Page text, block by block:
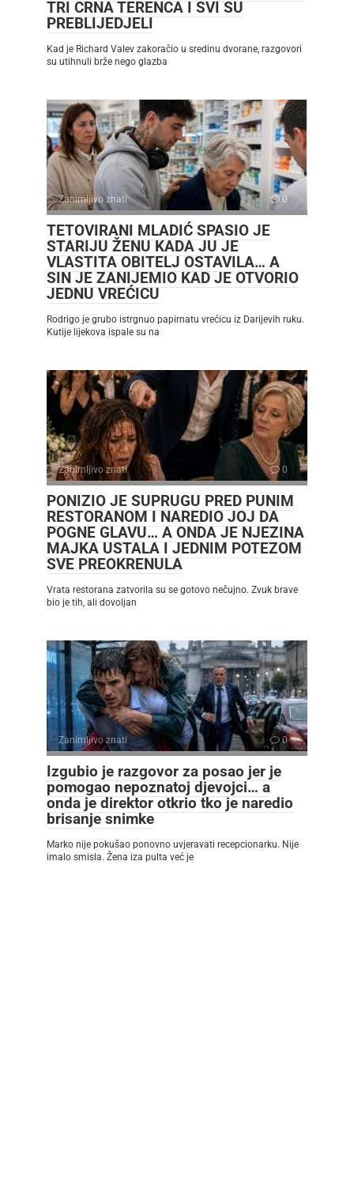
TRI CRNA TERENCA I SVI SU
PREBLIJEDJELI
Kad je Richard Valev zakoračio u sredinu dvorane, razgovori
su utihnuli brže nego glazba
Zanimljivo znati 0
TETOVIRANI MLADIĆ SPASIO JE
STARIJU ŽENU KADA JU JE
VLASTITA OBITELJ OSTAVILA… A
SIN JE ZANIJEMIO KAD JE OTVORIO
JEDNU VREĆICU
Rodrigo je grubo istrgnuo papirnatu vrećicu iz Darijevih ruku.
Kutije lijekova ispale su na
Zanimljivo znati 0
PONIZIO JE SUPRUGU PRED PUNIM
RESTORANOM I NAREDIO JOJ DA
POGNE GLAVU… A ONDA JE NJEZINA
MAJKA USTALA I JEDNIM POTEZOM
SVE PREOKRENULA
Vrata restorana zatvorila su se gotovo nečujno. Zvuk brave
bio je tih, ali dovoljan
Zanimljivo znati 0
Izgubio je razgovor za posao jer je
pomogao nepoznatoj djevojci… a
onda je direktor otkrio tko je naredio
brisanje snimke
Marko nije pokušao ponovno uvjeravati recepcionarku. Nije
imalo smisla. Žena iza pulta već je